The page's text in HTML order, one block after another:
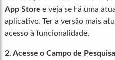
App Store e veja se há uma
aplicativo. Ter a versão mais
acesso à funcionalidade.
2. Acesse o Campo de Pesquisa